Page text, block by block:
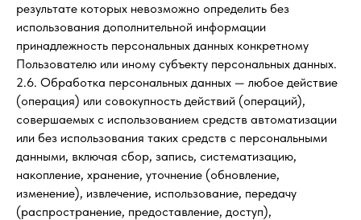
результате которых невозможно определить без
использования дополнительной информации
принадлежность персональных данных конкретному
Пользователю или иному субъекту персональных данных.
2.6. Обработка персональных данных — любое действие
(операция) или совокупность действий (операций),
совершаемых с использованием средств автоматизации
или без использования таких средств с персональными
данными, включая сбор, запись, систематизацию,
накопление, хранение, уточнение (обновление,
изменение), извлечение, использование, передачу
(распространение, предоставление, доступ),